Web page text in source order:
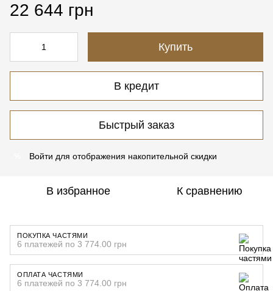
22 644 грн
Купить
В кредит
Быстрый заказ
Войти для отображения накопительной скидки
В избранное К сравнению
ПОКУПКА ЧАСТЯМИ
6 платежей по 3 774.00 грн
ОПЛАТА ЧАСТЯМИ
6 платежей по 3 774.00 грн